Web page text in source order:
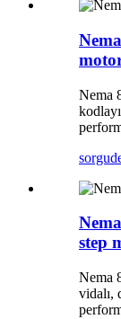
Nema
sorgu
step
Nema
vidalı,